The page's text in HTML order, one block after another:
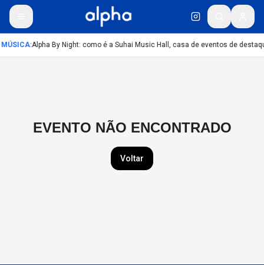
MÚSICA:Alpha By Night: como é a Suhai Music Hall, casa de eventos de
EVENTO NÃO ENCONTRADO
Voltar